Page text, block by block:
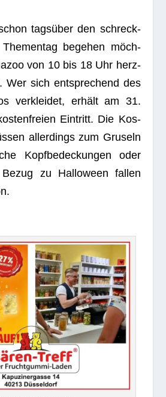
tags­über den schreck­
bege­hen möch­
von 10 bis 18 Uhr herz­
Wer sich ent­spre­chend des
ver­klei­det, erhält am 31.
Ein­tritt. Die Kos­
aller­dings zum Gru­seln
Kopf­be­de­ckun­gen oder
zu Hal­lo­ween fal­len